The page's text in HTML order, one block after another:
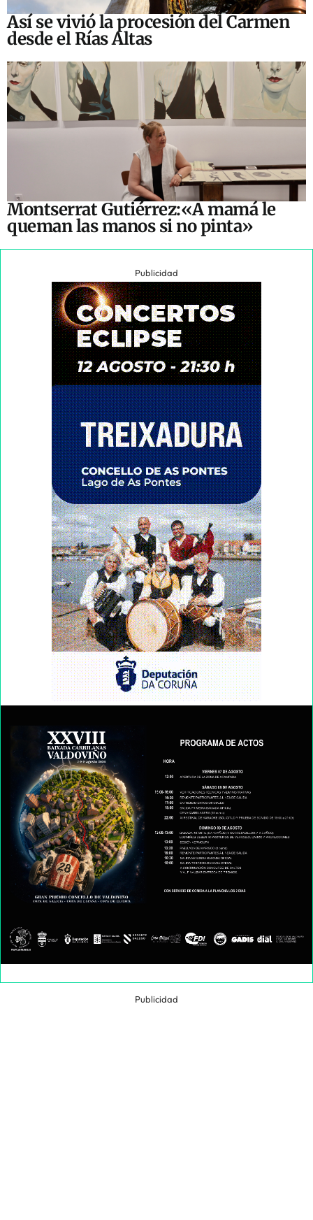
Así se vivió la procesión del Carmen
desde el Rías Altas
Montserrat Gutiérrez:«A mamá le
queman las manos si no pinta»
Publicidad
Publicidad